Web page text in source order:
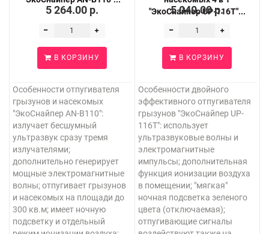
5 264.00 р.
В КОРЗИНУ
Особенности отпугивателя
грызунов и насекомых
"ЭкоСнайпер AN-B110":
излучает бесшумный
ультразвук сразу тремя
излучателями;
дополнительно генерирует
мощные электромагнитные
волны; отпугивает грызунов
и насекомых на площади до
300 кв.м; имеет ночную
подсветку и отдельный
"ЭкоСнайпер UP-116T"...
5 040.00 р.
В КОРЗИНУ
Особенности двойного
эффективного отпугивателя
грызунов "ЭкоСнайпер UP-
116T": использует
ультразвуковые волны и
электромагнитные
импульсы; дополнительная
функция ионизации воздуха
в помещении; "мягкая"
ночная подсветка зеленого
цвета (отключаемая);
отпугивающие сигналы